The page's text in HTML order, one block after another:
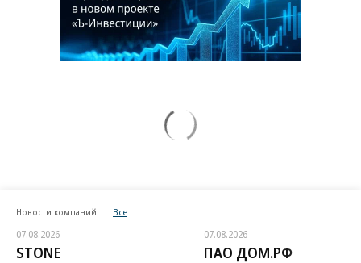
Новости компаний Все
07.08.2026
STONE
07.08.2026
ПАО ДОМ.РФ